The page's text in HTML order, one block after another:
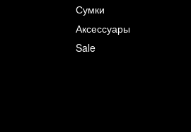
Сумки
Аксессуары
Sale